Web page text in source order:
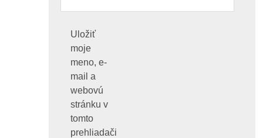
Uložiť
moje
meno, e-
mail a
webovú
stránku v
tomto
prehliadači